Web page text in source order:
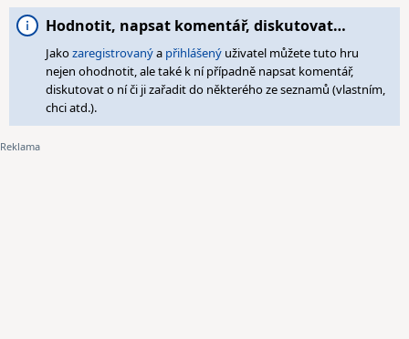
Hodnotit, napsat komentář, diskutovat…
Jakozaregistrovanýa přihlášený uživatel můžete tuto hru
nejen ohodnotit, ale také k ní případně napsat komentář,
diskutovat o ní či ji zařadit do některého ze seznamů (vlastním,
chci atd.).